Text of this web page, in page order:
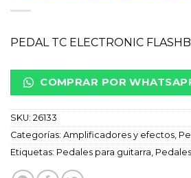
PEDAL TC ELECTRONIC
COMPRAR POR
SKU: 26133
Categorías: Amplificadores y efectos,
Etiquetas: Pedales para guitarra,